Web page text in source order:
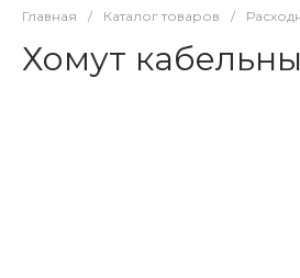
Главная / Каталог товаров /
Хомут